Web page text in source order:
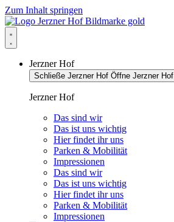
Zum Inhalt springen
Jerzner Hof
Schließe Jerzner Hof Öffne Jerzner Hof
Jerzner Hof
Das sind wir
Das ist uns wichtig
Hier findet ihr uns
Parken & Mobilität
Impressionen
Das sind wir
Das ist uns wichtig
Hier findet ihr uns
Parken & Mobilität
Impressionen